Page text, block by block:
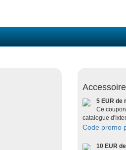
5 EUR de
Ce
catalogue
Code promo
10 EUR